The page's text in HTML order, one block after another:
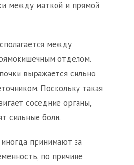
между маткой и прямой
между
отделом.
выражается сильно
Поскольку такая
соседние органы,
сильные боли.
принимают за
по причине